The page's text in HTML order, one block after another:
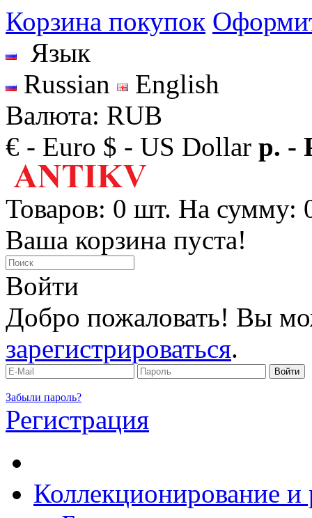
Корзина покупок
Язык
Russian
English
Валюта: RUB
€ - Euro $ - US Dollar р. -
Товаров: 0 шт. На сумму:
Ваша корзина пуста!
Войти
Добро пожаловать! Вы
зарегистрироваться.
Забыли пароль?
Регистрация
Коллекционирование и